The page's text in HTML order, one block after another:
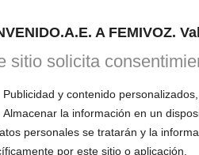
A FEMIVOZ.
sitio solicita
Publicidad y contenido
Almacenar la información en un
personales se tratarán y la
por este sitio o aplicación.
comunicaciones, ya sea en mis
frente a la falta de
los que luchamos diariamente para
de logopedia y
todavía deja mucho que desear.